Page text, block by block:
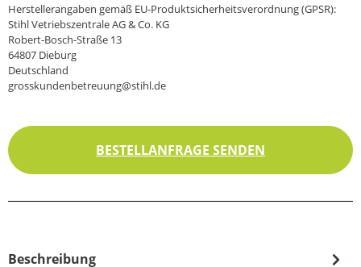
Herstellerangaben gemäß EU-Produktsicherheitsverordnung (GPSR):
Stihl Vetriebszentrale AG & Co. KG
Robert-Bosch-Straße 13
64807 Dieburg
Deutschland
grosskundenbetreuung@stihl.de
BESTELLANFRAGE SENDEN
Beschreibung